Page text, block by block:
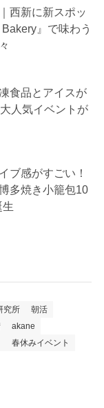
西新に新スポッ
』で味わう
食品とアイスが
人気イベントが
ブ感がすごい！
多焼き小籠包10
生
究所
朝活
akane
春休みイベント